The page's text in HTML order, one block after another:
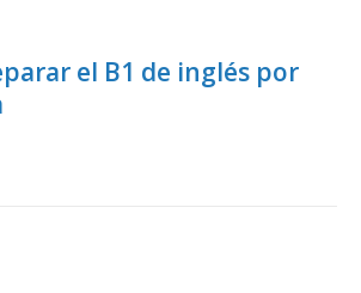
el B1 de inglés por